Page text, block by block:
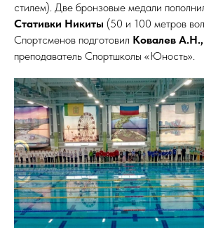
стилем). Две бронзовые медали
Стативки Никиты (50 и 100 метров
Спортсменов подготовил Ковалев А.Н.,
преподаватель Спортшколы «Юность».